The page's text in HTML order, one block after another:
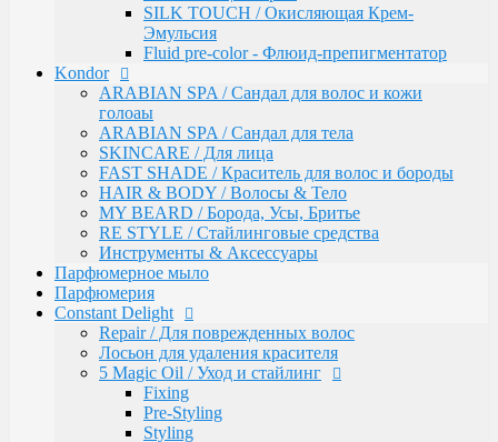
Осветляющий порошок
Delight TRIONFO / Окрашивания волос
Краска для бровей
Crema Colorante Vit C / Краситель с витамином С
кашемиром и алоэ
Olio Colorante / Масло для окрашивания волос
Delightex / Мультивитаминная защита
Крио Терапия
SPA / Терапия с шелком
Серия против выпадения
Восстановление волос
Intensive
Bio Flowers Water / Уход за волосами
Be Wavy / Химическая завивка
Одноразовая продукция
Lador
Бальзамы и кондиционеры
Защита, Лечения и Восстановления
Маски
Масла
Сыворотки
Уход за телом / Скрабы и пилинги
SILK TOUCH / Окисляющая Крем-
Эмульсия
Fluid pre-color - Флюид-препигментатор
Kondor
ARABIAN SPA / Сандал для волос и кожи
голоаы
ARABIAN SPA / Сандал для тела
SKINCARE / Для лица
FAST SHADE / Краситель для волос и бороды
HAIR & BODY / Волосы & Тело
MY BEARD / Борода, Усы, Бритье
RE STYLE / Стайлинговые средства
Инструменты & Аксессуары
Парфюмерное мыло
Парфюмерия
Constant Delight
Repair / Для поврежденных волос
Лосьон для удаления красителя
5 Magic Oil / Уход и стайлинг
Fixing
Pre-Styling
Styling